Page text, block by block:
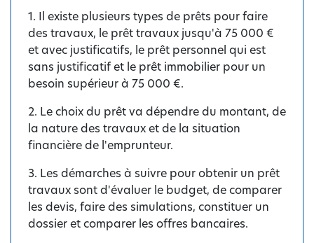
1. Il existe plusieurs types de prêts pour faire
des travaux, le prêt travaux jusqu'à 75 000 €
et avec justificatifs, le prêt personnel qui est
sans justificatif et le prêt immobilier pour un
besoin supérieur à 75 000 €.
2. Le choix du prêt va dépendre du montant, de
la nature des travaux et de la situation
financière de l'emprunteur.
3. Les démarches à suivre pour obtenir un prêt
travaux sont d'évaluer le budget, de comparer
les devis, faire des simulations, constituer un
dossier et comparer les offres bancaires.